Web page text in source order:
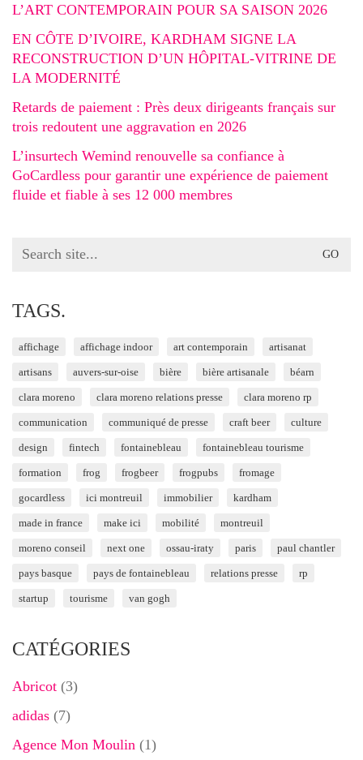
L’ART CONTEMPORAIN POUR SA SAISON 2026
EN CÔTE D’IVOIRE, KARDHAM SIGNE LA
RECONSTRUCTION D’UN HÔPITAL-VITRINE DE
LA MODERNITÉ
Retards de paiement : Près deux dirigeants français sur
trois redoutent une aggravation en 2026
L’insurtech Wemind renouvelle sa confiance à
GoCardless pour garantir une expérience de paiement
fluide et fiable à ses 12 000 membres
Search
TAGS.
affichage affichage indoor art contemporain artisanat
artisans auvers-sur-oise bière bière artisanale béarn
clara moreno clara moreno relations presse clara moreno rp
communication communiqué de presse craft beer culture
design fintech fontainebleau fontainebleau tourisme
formation frog frogbeer frogpubs fromage
gocardless ici montreuil immobilier kardham
made in france make ici mobilité montreuil
moreno conseil next one ossau-iraty paris paul chantler
pays basque pays de fontainebleau relations presse rp
startup tourisme van gogh
CATÉGORIES
Abricot (3)
adidas (7)
Agence Mon Moulin (1)